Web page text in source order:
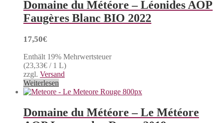
Domaine du Météore – Léonides AOP
Faugères Blanc BIO 2022
17,50€
Enthält 19% Mehrwertsteuer
(23,33€ / 1 L)
zzgl. Versand
Weiterlesen
Domaine du Météore – Le Météore